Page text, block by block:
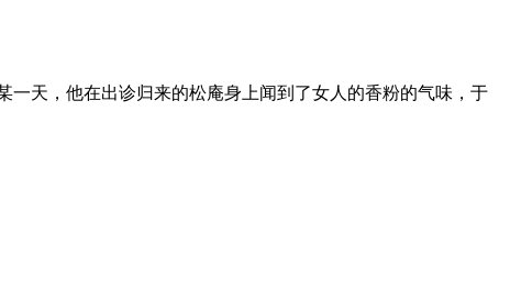
天，他在出诊归来的松庵身上闻到了女人的香粉的气味，于